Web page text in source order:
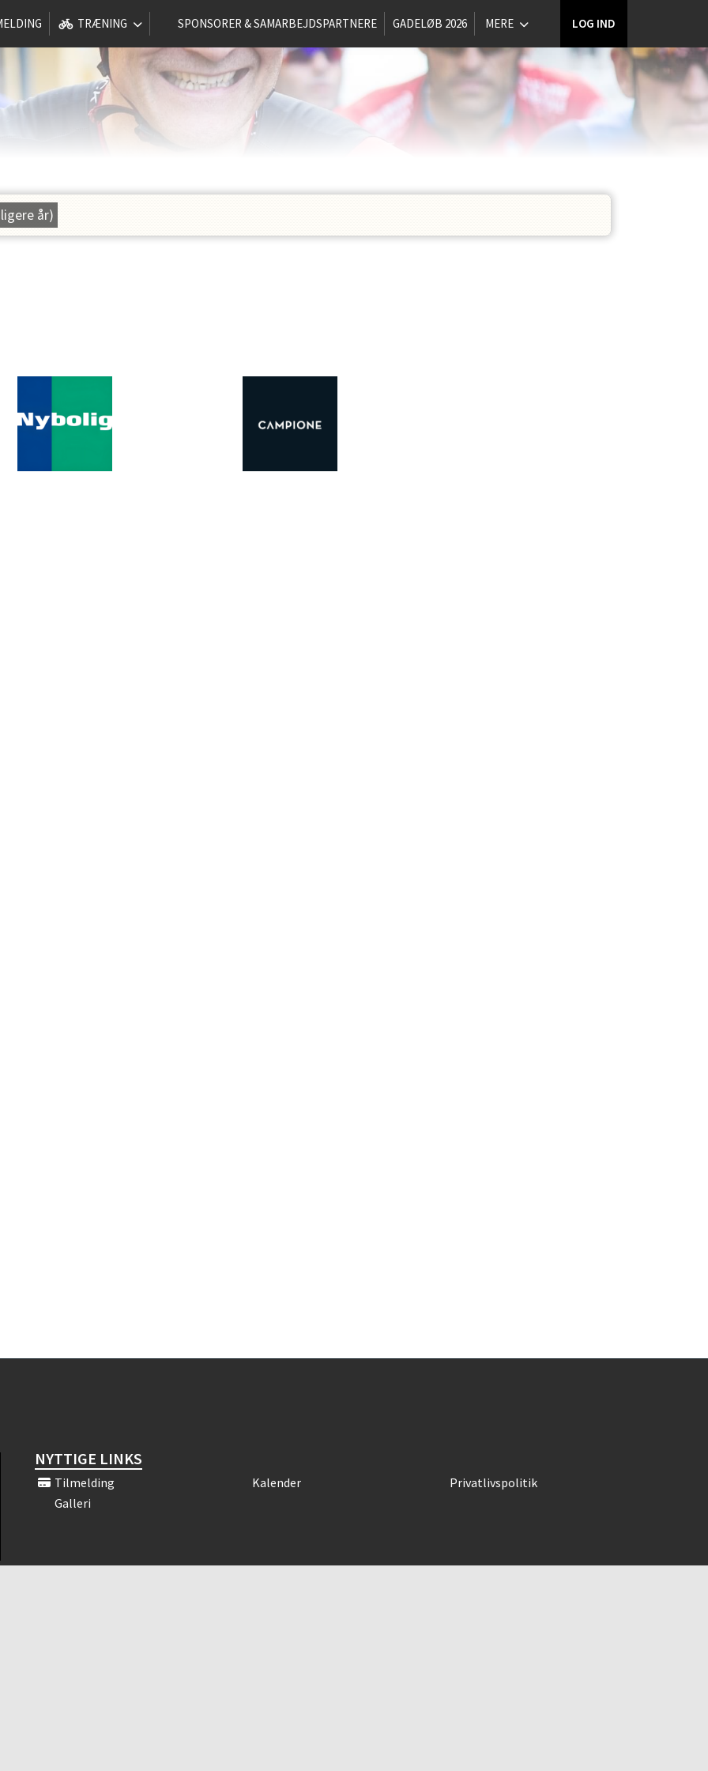
TRÆNING SPONSORER & SAMARBEJDSPARTNERE GADELØB 2026 MERE LOG IND
år)
NYTTIGE LINKS
Tilmelding Kalender
Privatlivspolitik
Galleri